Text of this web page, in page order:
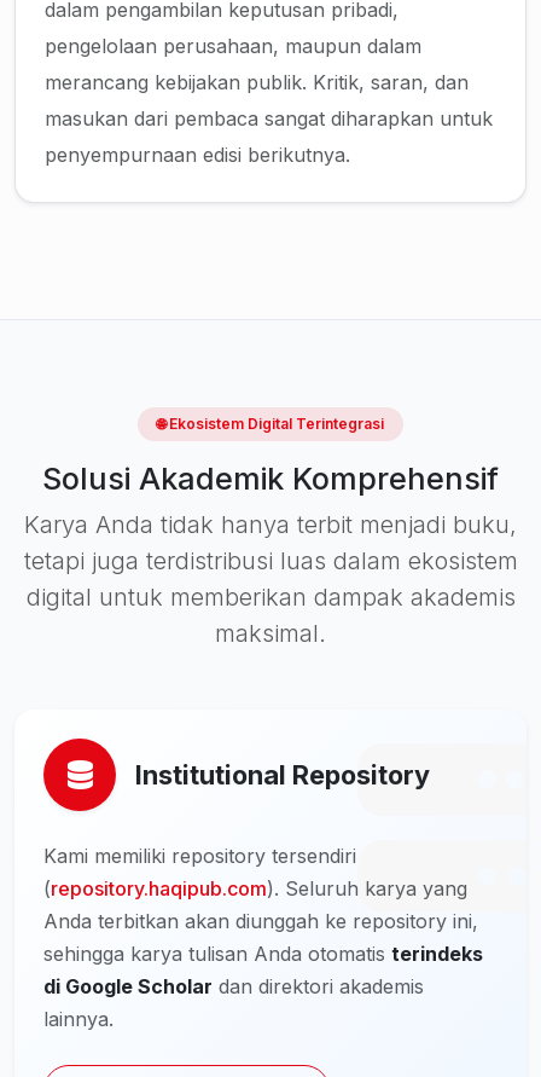
dalam pengambilan keputusan pribadi,
pengelolaan perusahaan, maupun dalam
merancang kebijakan publik. Kritik, saran, dan
masukan dari pembaca sangat diharapkan untuk
penyempurnaan edisi berikutnya.
🌐 Ekosistem Digital Terintegrasi
Solusi Akademik Komprehensif
Karya Anda tidak hanya terbit menjadi buku,
tetapi juga terdistribusi luas dalam ekosistem
digital untuk memberikan dampak akademis
maksimal.
Institutional Repository
Kami memiliki repository tersendiri
(repository.haqipub.com). Seluruh karya yang
Anda terbitkan akan diunggah ke repository ini,
sehingga karya tulisan Anda otomatis terindeks
di Google Scholar dan direktori akademis
lainnya.